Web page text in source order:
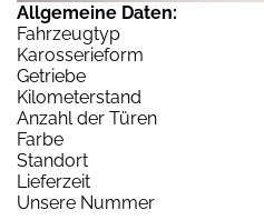
Allgemeine Daten:
Fahrzeugtyp
Karosserieform
Getriebe
Kilometerstand
Anzahl der Türen
Farbe
Standort
Lieferzeit
Unsere Nummer